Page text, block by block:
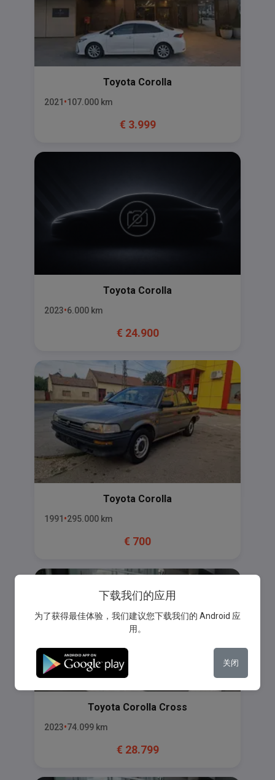
Toyota Corolla
2021 107.000 km
€ 3.999
Toyota Corolla
2023 6.000 km
€ 24.900
Toyota Corolla
1991 295.000 km
€ 700
Toyota Corolla Cross
2023 74.099 km
€ 28.799
下载我们的应用
为了获得最佳体验，我们建议您下载我们的 Android 应
用。
关闭